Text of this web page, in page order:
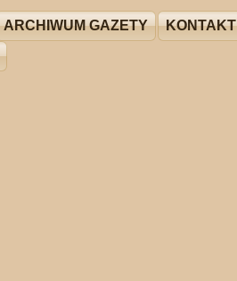
ARCHIWUM GAZETY
KONTAKT